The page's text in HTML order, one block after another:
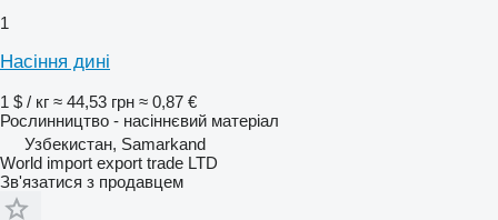
1
Насіння дині
1 $ / кг ≈ 44,53 грн ≈ 0,87 €
Рослинництво - насіннєвий матеріал
Узбекистан, Samarkand
World import export trade LTD
Зв'язатися з продавцем